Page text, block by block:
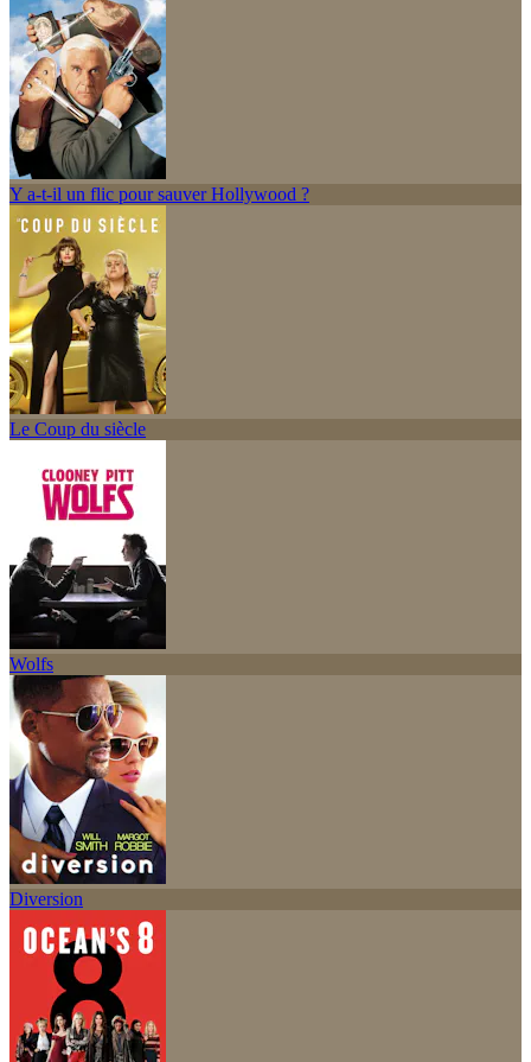
Y a-t-il un flic pour sauver Hollywood ?
Le Coup du siècle
Wolfs
Diversion